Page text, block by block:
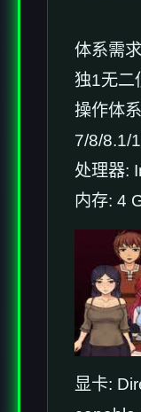
体系需求
独1无二
操作体
7/8/8.1/
处理器:
内存: 4
显卡: